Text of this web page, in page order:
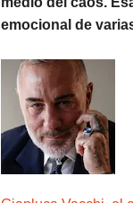
emocional de